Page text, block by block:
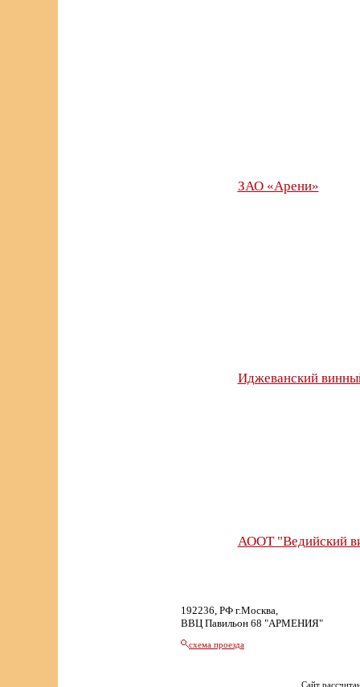
ЗАО «Арени»
Иджеванский
АООТ "Ведийский
192236, РФ г.Москва,
ВВЦ Павильон 68 "АРМЕНИЯ"
схема проезда
Сайт